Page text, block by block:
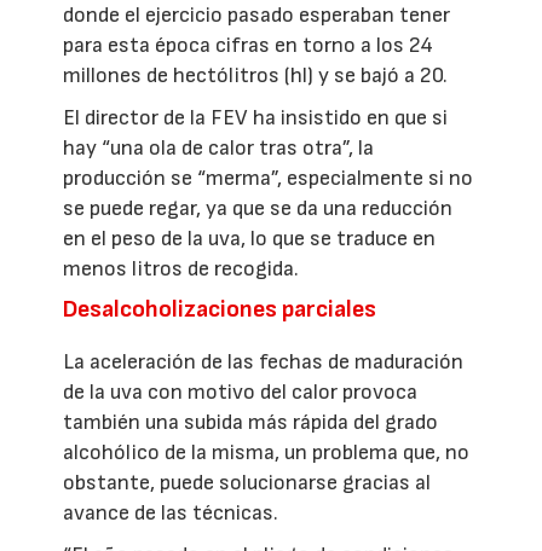
donde el ejercicio pasado esperaban tener
para esta época cifras en torno a los 24
millones de hectólitros (hl) y se bajó a 20.
El director de la FEV ha insistido en que si
hay “una ola de calor tras otra”, la
producción se “merma”, especialmente si no
se puede regar, ya que se da una reducción
en el peso de la uva, lo que se traduce en
menos litros de recogida.
Desalcoholizaciones parciales
La aceleración de las fechas de maduración
de la uva con motivo del calor provoca
también una subida más rápida del grado
alcohólico de la misma, un problema que, no
obstante, puede solucionarse gracias al
avance de las técnicas.